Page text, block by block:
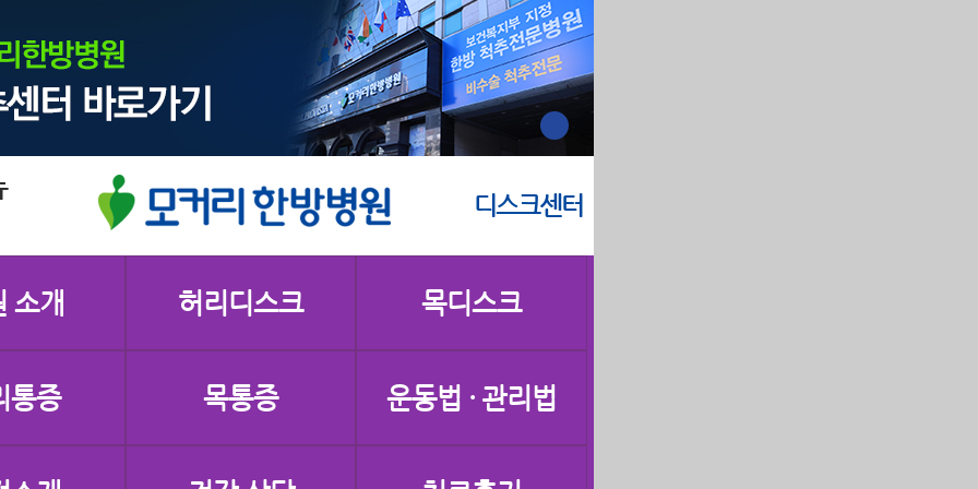
디스크센터
소개 허리디스크 목디스크
통증 목통증 운동법 · 관리법